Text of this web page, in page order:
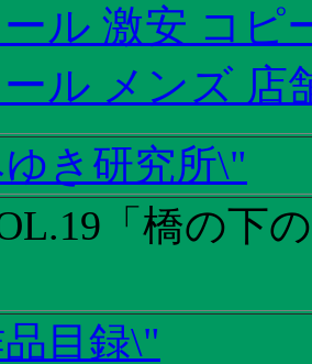
ル 激安 コピ
ル メンズ 店